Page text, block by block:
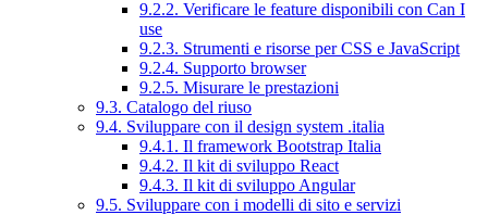
9.2.2. Verificare le feature disponibili con Can I
use
9.2.3. Strumenti e risorse per CSS e JavaScript
9.2.4. Supporto browser
9.2.5. Misurare le prestazioni
9.3. Catalogo del riuso
9.4. Sviluppare con il design system .italia
9.4.1. Il framework Bootstrap Italia
9.4.2. Il kit di sviluppo React
9.4.3. Il kit di sviluppo Angular
9.5. Sviluppare con i modelli di sito e servizi